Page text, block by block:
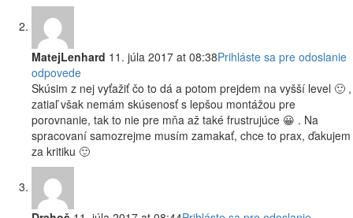
MatejLenhard 11. júla 2017 at 08:38Prihláste sa pre odoslanie
odpovede
Skúsim z nej vyťažiť čo to dá a potom prejdem na vyšší level 🙂 ,
zatiaľ však nemám skúsenosť s lepšou montážou pre
porovnanie, tak to nie pre mňa až také frustrujúce 😀 . Na
spracovaní samozrejme musím zamakať, chce to prax, ďakujem
za kritiku 🙂